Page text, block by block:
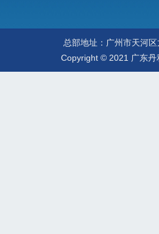
总部地址：广州市天河
Copyright © 2021 广东